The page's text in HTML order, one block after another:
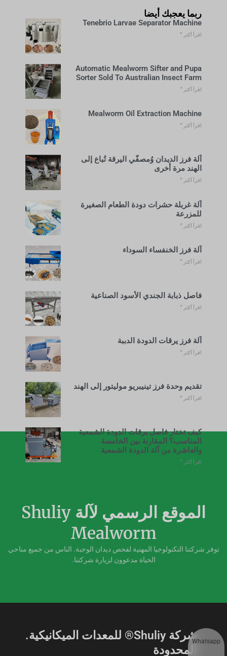
ربما يعجبك أيضا
Tenebrio Larvae Separator Machine
اقرأ أكثر "
Automatic Mealworm Sifter and Pupa
Sorter Sold To Australian Insect Farm
اقرأ أكثر "
Mealworm Oil Extraction Machine
اقرأ أكثر "
آلة فرز الديدان وُمصفّي اليرقة تُباع إلى
الهند مرة أخرى
اقرأ أكثر "
آلة غربلة حشرات دودة الطعام الصغيرة
للمزرعة
اقرأ أكثر "
آلة فرز الخنفساء السوداء
اقرأ أكثر "
فاصل ذبابة الجندي الأسود الصناعية
اقرأ أكثر "
آلة فرز يرقات الدودة الدببة
اقرأ أكثر "
تقديم وحدة فرز تينيبريو موليتور إلى الهند
اقرأ أكثر "
كيف تختار فاصل يرقات الدودة الشمعية
المناسب؟ المقارنة بين الخامسة
والعاشرة من آلة الدودة الشمعية
اقرأ أكثر "
الموقع الرسمي لآلة Shuliy
Mealworm
توفر شركتنا التكنولوجيا المهنية لفحص ديدان الوجبة. الناس من جميع مناحي
الحياة مدعوون لزيارة شركتنا.
شركة Shuliy® للمعدات الميكانيكية.
المحدودة
Whatsapp